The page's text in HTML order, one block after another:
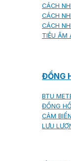
CÁCH
CÁCH
CÁCH
TIÊU ÂM
ĐỒNG
BTU
ĐỒNG
CẢM
LƯU